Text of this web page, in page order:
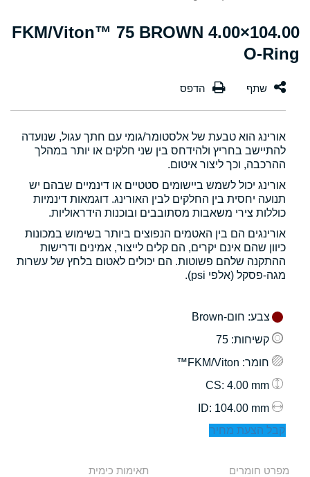
104.00×4.00 FKM/Viton™ 75 BROWN
O-Ring
אורינג הוא טבעת של אלסטומר/גומי עם חתך עגול, שנועדה
להתיישב בחריץ ולהידחס בין שני חלקים או יותר במהלך
ההרכבה, וכך ליצור איטום.
אורינג יכול לשמש ביישומים סטטיים או דינמיים שבהם יש
תנועה יחסית בין החלקים לבין האורינג. דוגמאות דינמיות
כוללות צירי משאבות מסתובבים ובוכנות הידראוליות.
אורינגים הם בין האטמים הנפוצים ביותר בשימוש במכונות
כיוון שהם אינם יקרים, הם קלים לייצור, אמינים ודרישות
ההתקנה שלהם פשוטות. הם יכולים לאטום בלחץ של עשרות
מגה-פסקל (אלפי psi).
צבע: חום-Brown
קשיחות: 75
חומר: FKM/Viton™
: 4.00 mm
: 104.00 mm
קבל הצעת מחיר
מפרט חומרים תאימות כימית